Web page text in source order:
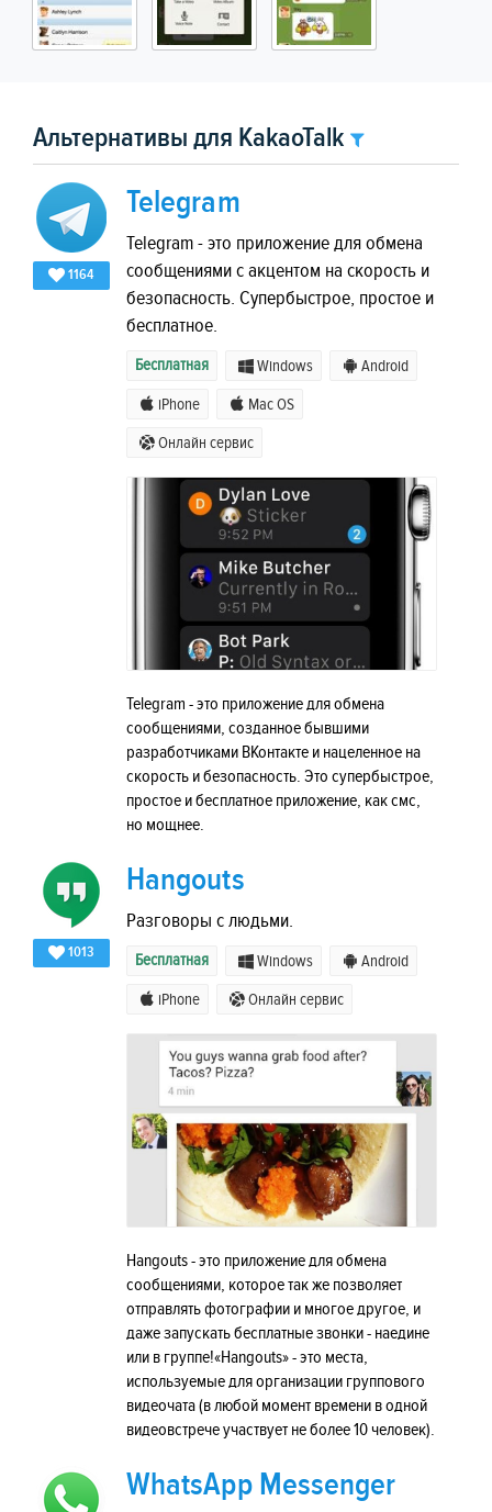
Альтернативы для KakaoTalk
1164
Telegram
Telegram - это приложение для обмена
сообщениями с акцентом на скорость и
безопасность. Супербыстрое, простое и
бесплатное.
Бесплатная Windows Android
iPhone Mac OS
Онлайн сервис
Telegram - это приложение для обмена
сообщениями, созданное бывшими
разработчиками ВКонтакте и нацеленное на
скорость и безопасность. Это супербыстрое,
простое и бесплатное приложение, как смс,
но мощнее.
1013
Hangouts
Разговоры с людьми.
Бесплатная Windows Android
iPhone Онлайн сервис
Hangouts - это приложение для обмена
сообщениями, которое так же позволяет
отправлять фотографии и многое другое, и
даже запускать бесплатные звонки - наедине
или в группе!«Hangouts» - это места,
используемые для организации группового
видеочата (в любой момент времени в одной
видеовстрече участвует не более 10 человек).
WhatsApp Messenger